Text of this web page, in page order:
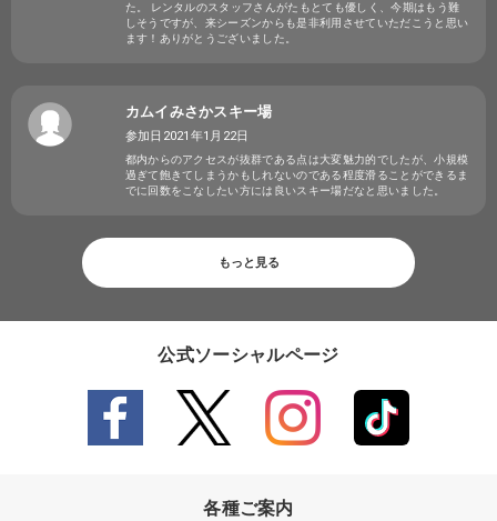
た。 レンタルのスタッフさんがたもとても優しく、今期はもう難
しそうですが、来シーズンからも是非利用させていただこうと思い
ます！ありがとうございました。
カムイみさかスキー場
参加日2021年1月22日
都内からのアクセスが抜群である点は大変魅力的でしたが、小規模
過ぎて飽きてしまうかもしれないのである程度滑ることができるま
でに回数をこなしたい方には良いスキー場だなと思いました。
もっと見る
公式ソーシャルページ
各種ご案内